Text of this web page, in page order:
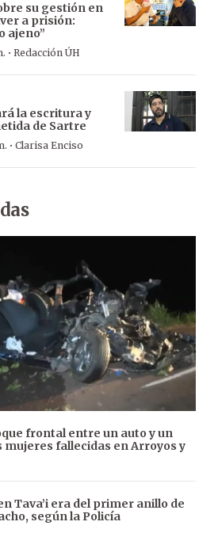
su gestión en
a prisión:
ajeno”
· Redacción ÚH
la escritura y
de Sartre
· Clarisa Enciso
frontal entre un auto y un
mujeres fallecidas en Arroyos y
Tava’i era del primer anillo de
según la Policía